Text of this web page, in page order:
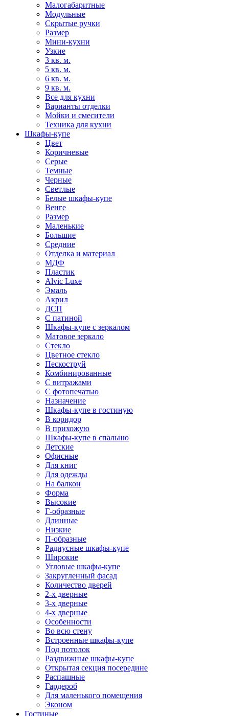
Малогабаритные
Модульные
Скрытые ручки
Размер
Мини-кухни
Узкие
3 кв. м.
5 кв. м.
6 кв. м.
9 кв. м.
Все для кухни
Варианты отделки
Мойки и смесители
Техника для кухни
Шкафы-купе
Цвет
Коричневые
Серые
Темные
Черные
Светлые
Белые шкафы-купе
Венге
Размер
Маленькие
Большие
Средние
Отделка и материал
МДФ
Пластик
Alvic Luxe
Эмаль
Акрил
ДСП
С патиной
Шкафы-купе с зеркалом
Матовое зеркало
Стекло
Цветное стекло
Пескоструй
Комбинированные
С витражами
С фотопечатью
Назначение
Шкафы-купе в гостиную
В коридор
В прихожую
Шкафы-купе в спальню
Детские
Офисные
Для книг
Для одежды
На балкон
Форма
Высокие
Г-образные
Длинные
Низкие
П-образные
Радиусные шкафы-купе
Широкие
Угловые шкафы-купе
Закругленный фасад
Количество дверей
2-х дверные
3-х дверные
4-х дверные
Особенности
Во всю стену
Встроенные шкафы-купе
Под потолок
Раздвижные шкафы-купе
Открытая секция посередине
Распашные
Гардероб
Для маленького помещения
Эконом
Гостиные